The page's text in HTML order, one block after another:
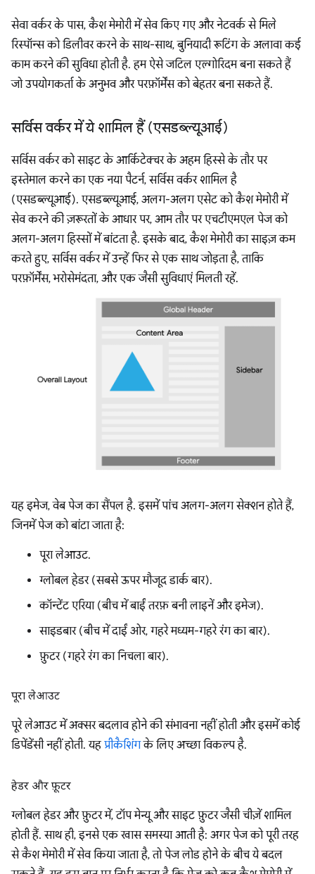
सेवा वर्कर के पास, कैश मेमोरी में सेव किए गए और नेटवर्क से मिले
रिस्पॉन्स को डिलीवर करने के साथ-साथ, बुनियादी रूटिंग के अलावा कई
काम करने की सुविधा होती है. हम ऐसे जटिल एल्गोरिदम बना सकते हैं
जो उपयोगकर्ता के अनुभव और परफ़ॉर्मेंस को बेहतर बना सकते हैं.
सर्विस वर्कर में ये शामिल हैं (एसडब्ल्यूआई)
सर्विस वर्कर को साइट के आर्किटेक्चर के अहम हिस्से के तौर पर
इस्तेमाल करने का एक नया पैटर्न, सर्विस वर्कर शामिल है
(एसडब्ल्यूआई). एसडब्ल्यूआई, अलग-अलग एसेट को कैश मेमोरी में
सेव करने की ज़रूरतों के आधार पर, आम तौर पर एचटीएमएल पेज को
अलग-अलग हिस्सों में बांटता है. इसके बाद, कैश मेमोरी का साइज़ कम
करते हुए, सर्विस वर्कर में उन्हें फिर से एक साथ जोड़ता है, ताकि
परफ़ॉर्मेंस, भरोसेमंदता, और एक जैसी सुविधाएं मिलती रहें.
यह इमेज, वेब पेज का सैंपल है. इसमें पांच अलग-अलग सेक्शन होते हैं,
जिनमें पेज को बांटा जाता है:
पूरा लेआउट.
ग्लोबल हेडर (सबसे ऊपर मौजूद डार्क बार).
कॉन्टेंट एरिया (बीच में बाईं तरफ़ बनी लाइनें और इमेज).
साइडबार (बीच में दाईं ओर, गहरे मध्यम-गहरे रंग का बार).
फ़ुटर (गहरे रंग का निचला बार).
पूरा लेआउट
पूरे लेआउट में अक्सर बदलाव होने की संभावना नहीं होती और इसमें कोई
डिपेंडेंसी नहीं होती. यह प्रीकैशिंगके लिए अच्छा विकल्प है.
हेडर और फ़ूटर
ग्लोबल हेडर और फ़ुटर में, टॉप मेन्यू और साइट फ़ुटर जैसी चीज़ें शामिल
होती हैं. साथ ही, इनसे एक खास समस्या आती है: अगर पेज को पूरी तरह
से कैश मेमोरी में सेव किया जाता है, तो पेज लोड होने के बीच ये बदल